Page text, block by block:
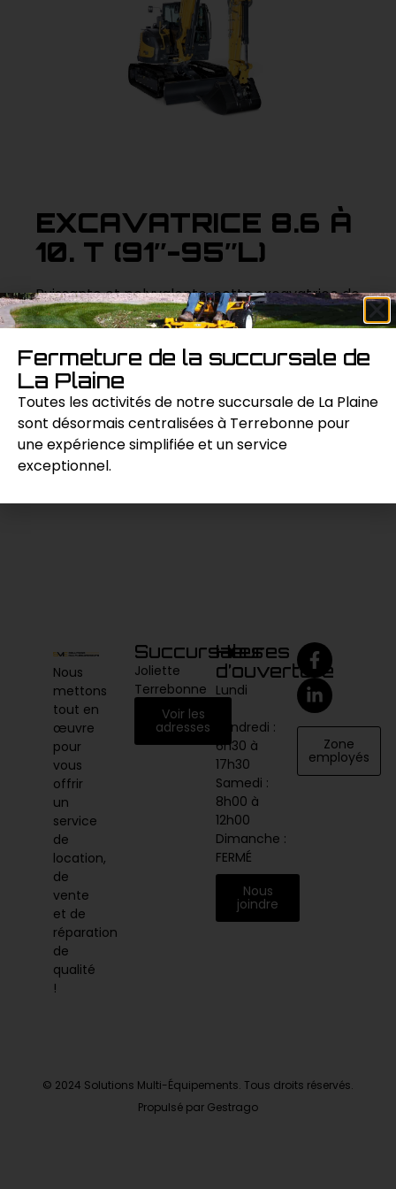
EXCAVATRICE 8.6 À
10. T (91″-95″L)
Puissante et polyvalente, cette excavatrice de
8.6 à 10 tonnes est adaptée aux travaux de
fiable pour une performance maximale sur le
chantier.
Demande de prix
Nous
mettons
tout en
œuvre
pour
vous
offrir
un
service
de
location,
de
vente
et de
réparation
de
qualité
!
Succursales
Joliette
Terrebonne
Voir les
adresses
Heures
d’ouverture
Lundi
vendredi :
6h30 à
17h30
Samedi :
8h00 à
12h00
Dimanche :
FERMÉ
Nous
joindre
Zone
employés
© 2024 Solutions Multi-Équipements. Tous droits réservés.
Propulsé par Gestrago
Fermeture de la succursale de
La Plaine
Toutes les activités de notre succursale de La Plaine
sont désormais centralisées à Terrebonne pour
une expérience simplifiée et un service
exceptionnel.